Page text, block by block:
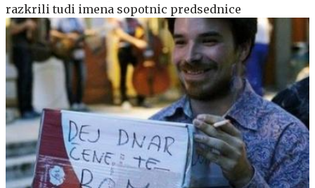
razkrili tudi imena sopotnic predsednice